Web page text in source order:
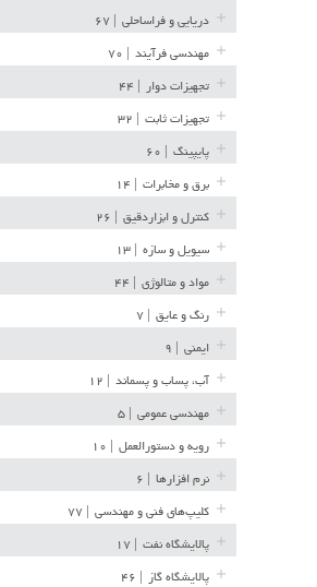
دریایی و فراساحلی
مهندسی فرآیند
تجهیزات دوار
تجهیزات ثابت
پایپینگ
برق و مخابرات
کنترل و ابزاردقیق
سیویل و سازه
مواد و متالوژی
رنگ و عایق
ایمنی
آب، پساب و پسماند
مهندسی عمومی
رویه و دستورالعمل
نرم افزارها
کلیپ‌های فنی و مهندسی
پالایشگاه نفت
پالایشگاه گاز